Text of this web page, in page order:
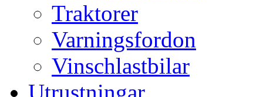
Traktorer
Varningsfordon
Vinschlastbilar